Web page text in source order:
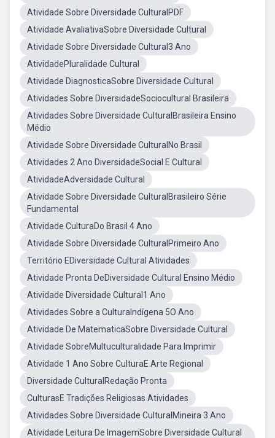
Atividade Sobre Diversidade CulturalPDF
Atividade AvaliativaSobre Diversidade Cultural
Atividade Sobre Diversidade Cultural3 Ano
AtividadePluralidade Cultural
Atividade DiagnosticaSobre Diversidade Cultural
Atividades Sobre DiversidadeSociocultural Brasileira
Atividades Sobre Diversidade CulturalBrasileira Ensino
Médio
Atividade Sobre Diversidade CulturalNo Brasil
Atividades 2 Ano DiversidadeSocial E Cultural
AtividadeAdversidade Cultural
Atividade Sobre Diversidade CulturalBrasileiro Série
Fundamental
Atividade CulturaDo Brasil 4 Ano
Atividade Sobre Diversidade CulturalPrimeiro Ano
Território EDiversidade Cultural Atividades
Atividade Pronta DeDiversidade Cultural Ensino Médio
Atividade Diversidade Cultural1 Ano
Atividades Sobre a CulturaIndígena 5O Ano
Atividade De MatematicaSobre Diversidade Cultural
Atividade SobreMultuculturalidade Para Imprimir
Atividade 1 Ano Sobre CulturaE Arte Regional
Diversidade CulturalRedação Pronta
CulturasE Tradições Religiosas Atividades
Atividades Sobre Diversidade CulturalMineira 3 Ano
Atividade Leitura De ImagemSobre Diversidade Cultural